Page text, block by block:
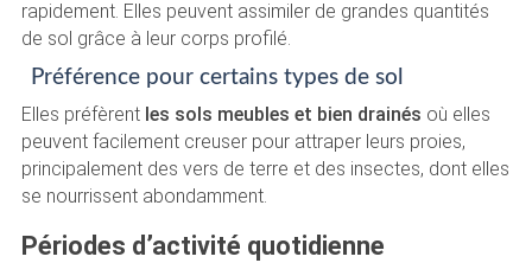
rapidement. Elles peuvent assimiler de grandes quantités
de sol grâce à leur corps profilé.
Préférence pour certains types de sol
Elles préfèrent les sols meubles et bien drainés où elles
peuvent facilement creuser pour attraper leurs proies,
principalement des vers de terre et des insectes, dont elles
se nourrissent abondamment.
Périodes d’activité quotidienne